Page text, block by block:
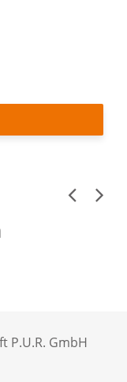
Previous
Next
P.U.R. GmbH